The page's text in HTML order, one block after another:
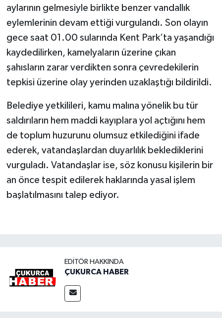
aylarının gelmesiyle birlikte benzer vandallık
eylemlerinin devam ettiği vurgulandı. Son olayın
gece saat 01.00 sularında Kent Park’ta yaşandığı
kaydedilirken, kamelyaların üzerine çıkan
şahısların zarar verdikten sonra çevredekilerin
tepkisi üzerine olay yerinden uzaklaştığı bildirildi.
Belediye yetkilileri, kamu malına yönelik bu tür
saldırıların hem maddi kayıplara yol açtığını hem
de toplum huzurunu olumsuz etkilediğini ifade
ederek, vatandaşlardan duyarlılık beklediklerini
vurguladı. Vatandaşlar ise, söz konusu kişilerin bir
an önce tespit edilerek haklarında yasal işlem
başlatılmasını talep ediyor.
EDITÖR HAKKINDA
ÇUKURCA HABER